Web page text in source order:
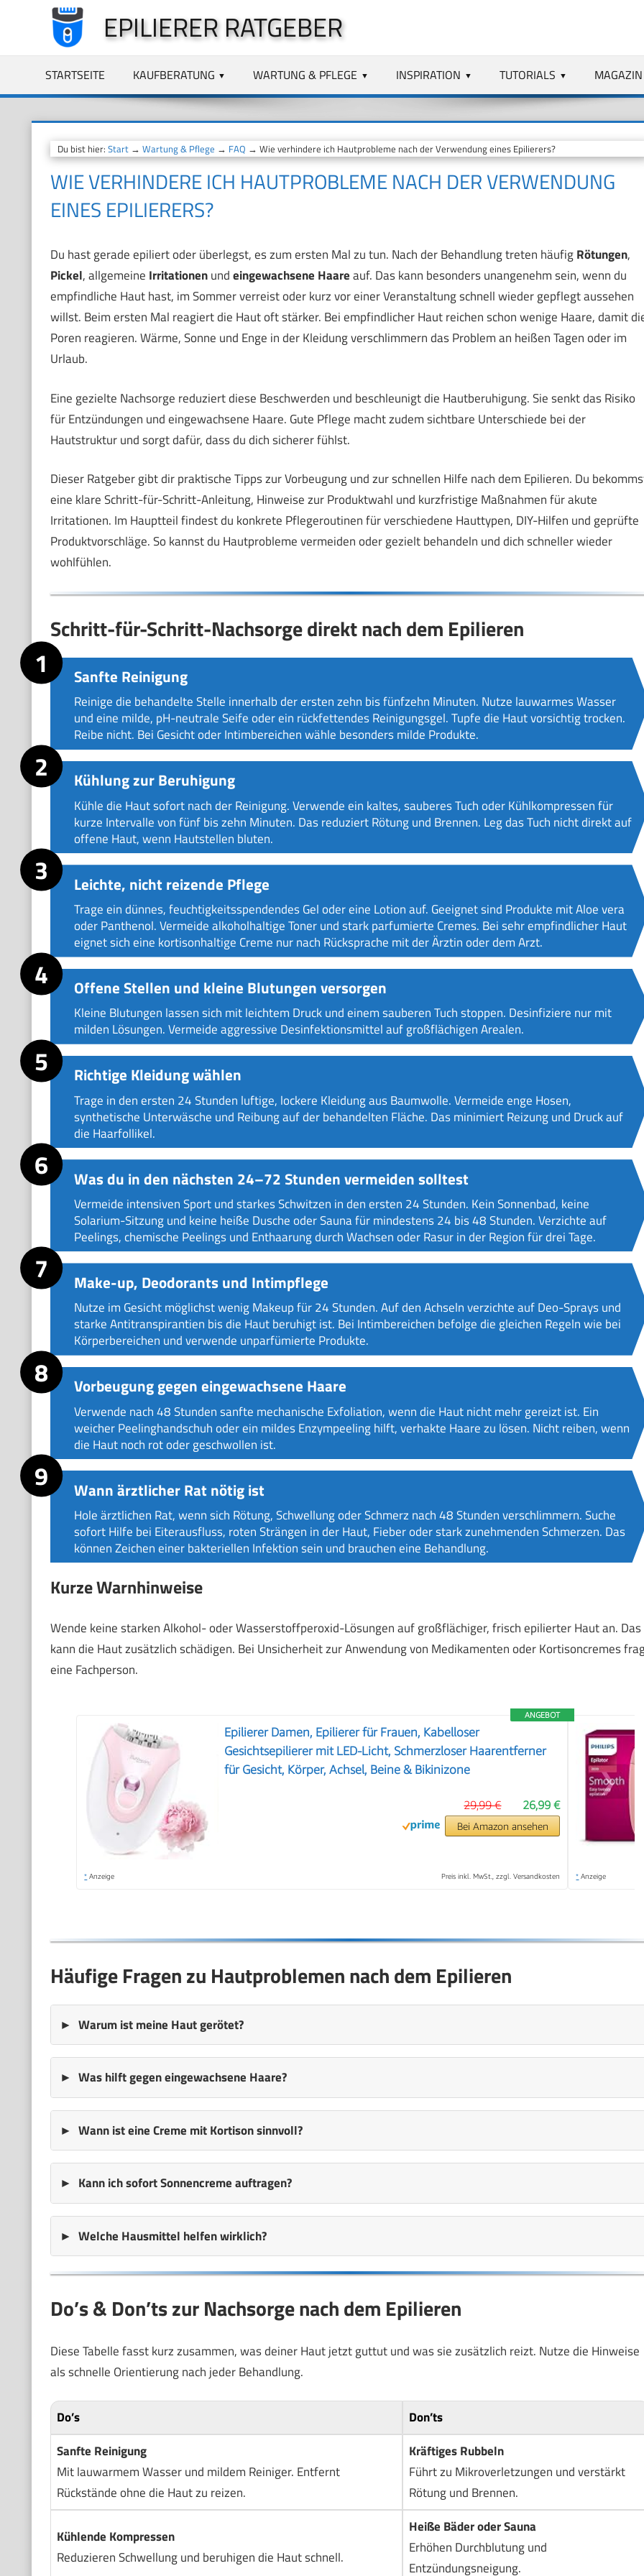
springen
EPILIERER RATGEBER
STARTSEITE KAUFBERATUNG WARTUNG & PFLEGE INSPIRATION TUTORIALS MAGAZIN
Du bist hier: Start→ Wartung & Pflege → FAQ → Wie verhindere ich Hautprobleme nach der Verwendung eines Epilierers?
WIE VERHINDERE ICH HAUTPROBLEME NACH DER VERWENDUNG
EINES EPILIERERS?
Du hast gerade epiliert oder überlegst, es zum ersten Mal zu tun. Nach der Behandlung treten häufigRötungen,
Pickel, allgemeine Irritationenundeingewachsene Haareauf. Das kann besonders unangenehm sein, wenn du
empfindliche Haut hast, im Sommer verreist oder kurz vor einer Veranstaltung schnell wieder gepflegt aussehen
willst. Beim ersten Mal reagiert die Haut oft stärker. Bei empfindlicher Haut reichen schon wenige Haare, damit
Poren reagieren. Wärme, Sonne und Enge in der Kleidung verschlimmern das Problem an heißen Tagen oder im
Urlaub.
Eine gezielte Nachsorge reduziert diese Beschwerden und beschleunigt die Hautberuhigung. Sie senkt das Risiko
für Entzündungen und eingewachsene Haare. Gute Pflege macht zudem sichtbare Unterschiede bei der
Hautstruktur und sorgt dafür, dass du dich sicherer fühlst.
Dieser Ratgeber gibt dir praktische Tipps zur Vorbeugung und zur schnellen Hilfe nach dem Epilieren. Du
eine klare Schritt-für-Schritt-Anleitung, Hinweise zur Produktwahl und kurzfristige Maßnahmen für akute
Irritationen. Im Hauptteil findest du konkrete Pflegeroutinen für verschiedene Hauttypen, DIY-Hilfen und geprüfte
Produktvorschläge. So kannst du Hautprobleme vermeiden oder gezielt behandeln und dich schneller wieder
wohlfühlen.
Schritt-für-Schritt-Nachsorge direkt nach dem Epilieren
Sanfte Reinigung
Reinige die behandelte Stelle innerhalb der ersten zehn bis fünfzehn Minuten. Nutze lauwarmes Wasser
und eine milde, pH-neutrale Seife oder ein rückfettendes Reinigungsgel. Tupfe die Haut vorsichtig trocken.
Reibe nicht. Bei Gesicht oder Intimbereichen wähle besonders milde Produkte.
Kühlung zur Beruhigung
Kühle die Haut sofort nach der Reinigung. Verwende ein kaltes, sauberes Tuch oder Kühlkompressen für
kurze Intervalle von fünf bis zehn Minuten. Das reduziert Rötung und Brennen. Leg das Tuch nicht direkt auf
offene Haut, wenn Hautstellen bluten.
Leichte, nicht reizende Pflege
Trage ein dünnes, feuchtigkeitsspendendes Gel oder eine Lotion auf. Geeignet sind Produkte mit Aloe vera
oder Panthenol. Vermeide alkoholhaltige Toner und stark parfumierte Cremes. Bei sehr empfindlicher Haut
eignet sich eine kortisonhaltige Creme nur nach Rücksprache mit der Ärztin oder dem Arzt.
Offene Stellen und kleine Blutungen versorgen
Kleine Blutungen lassen sich mit leichtem Druck und einem sauberen Tuch stoppen. Desinfiziere nur mit
milden Lösungen. Vermeide aggressive Desinfektionsmittel auf großflächigen Arealen.
Richtige Kleidung wählen
Trage in den ersten 24 Stunden luftige, lockere Kleidung aus Baumwolle. Vermeide enge Hosen,
synthetische Unterwäsche und Reibung auf der behandelten Fläche. Das minimiert Reizung und Druck auf
die Haarfollikel.
Was du in den nächsten 24–72 Stunden vermeiden solltest
Vermeide intensiven Sport und starkes Schwitzen in den ersten 24 Stunden. Kein Sonnenbad, keine
Solarium-Sitzung und keine heiße Dusche oder Sauna für mindestens 24 bis 48 Stunden. Verzichte auf
Peelings, chemische Peelings und Enthaarung durch Wachsen oder Rasur in der Region für drei Tage.
Make-up, Deodorants und Intimpflege
Nutze im Gesicht möglichst wenig Makeup für 24 Stunden. Auf den Achseln verzichte auf Deo-Sprays und
starke Antitranspirantien bis die Haut beruhigt ist. Bei Intimbereichen befolge die gleichen Regeln wie bei
Körperbereichen und verwende unparfümierte Produkte.
Vorbeugung gegen eingewachsene Haare
Verwende nach 48 Stunden sanfte mechanische Exfoliation, wenn die Haut nicht mehr gereizt ist. Ein
weicher Peelinghandschuh oder ein mildes Enzympeeling hilft, verhakte Haare zu lösen. Nicht reiben, wenn
die Haut noch rot oder geschwollen ist.
Wann ärztlicher Rat nötig ist
Hole ärztlichen Rat, wenn sich Rötung, Schwellung oder Schmerz nach 48 Stunden verschlimmern. Suche
sofort Hilfe bei Eiterausfluss, roten Strängen in der Haut, Fieber oder stark zunehmenden Schmerzen. Das
können Zeichen einer bakteriellen Infektion sein und brauchen eine Behandlung.
Kurze Warnhinweise
Wende keine starken Alkohol- oder Wasserstoffperoxid-Lösungen auf großflächiger, frisch epilierter Haut an. Das
kann die Haut zusätzlich schädigen. Bei Unsicherheit zur Anwendung von Medikamenten oder Kortisoncremes
eine Fachperson.
ANGEBOT
Epilierer Damen, Epilierer für Frauen, Kabelloser
Gesichtsepilierer mit LED-Licht, Schmerzloser Haarentferner
für Gesicht, Körper, Achsel, Beine & Bikinizone
26,99 €
29,99 €
Bei Amazon ansehen
* Anzeige Preis inkl. MwSt., zzgl. Versandkosten * Anzeige
❯
Häufige Fragen zu Hautproblemen nach dem Epilieren
Warum ist meine Haut gerötet?
Was hilft gegen eingewachsene Haare?
Wann ist eine Creme mit Kortison sinnvoll?
Kann ich sofort Sonnencreme auftragen?
Welche Hausmittel helfen wirklich?
Do’s & Don’ts zur Nachsorge nach dem Epilieren
Diese Tabelle fasst kurz zusammen, was deiner Haut jetzt guttut und was sie zusätzlich reizt. Nutze die Hinweise
als schnelle Orientierung nach jeder Behandlung.
Do’s
Don’ts
Sanfte Reinigung
Mit lauwarmem Wasser und mildem Reiniger. Entfernt
Rückstände ohne die Haut zu reizen.
Kräftiges Rubbeln
Führt zu Mikroverletzungen und verstärkt
Rötung und Brennen.
Kühlende Kompressen
Reduzieren Schwellung und beruhigen die Haut schnell.
Heiße Bäder oder Sauna
Erhöhen Durchblutung und
Entzündungsneigung.